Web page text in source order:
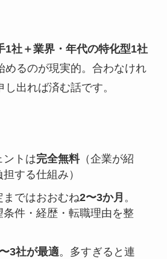
1社＋業界・年代の特化型1社
めるのが現実的。合わなけれ
出れば済む話です。
ントは完全無料（企業が紹
する仕組み）
まではおおむね2〜3か月 。
条件・経歴・転職理由を整
3社が最適。多すぎると連